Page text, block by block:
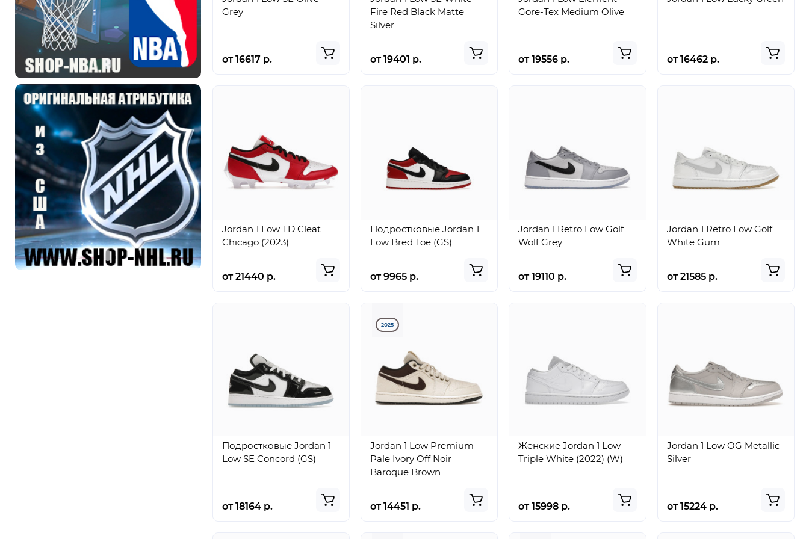
Grey
от 16617 р.
Fire Red Black Matte
Silver
от 19401 р.
Gore-Tex Medium Olive
от 19556 р. от 16462 р.
Jordan 1 Low TD Cleat
Chicago (2023)
от 21440 р.
Подростковые Jordan 1
Low Bred Toe (GS)
от 9965 р.
Jordan 1 Retro Low Golf
Wolf Grey
от 19110 р.
Jordan 1 Retro Low Golf
White Gum
от 21585 р.
Подростковые Jordan 1
Low SE Concord (GS)
от 18164 р.
2025
Jordan 1 Low Premium
Pale Ivory Off Noir
Baroque Brown
от 14451 р.
Женские Jordan 1 Low
Triple White (2022) (W)
от 15998 р.
Jordan 1 Low OG Metallic
Silver
от 15224 р.